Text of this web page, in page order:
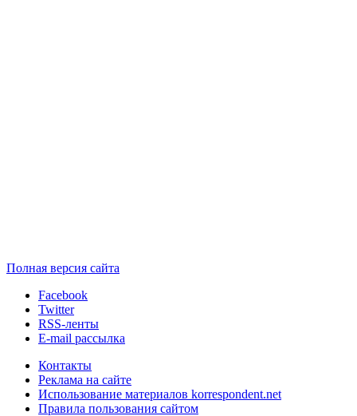
Полная версия сайта
Facebook
Twitter
RSS-ленты
E-mail рассылка
Контакты
Реклама на сайте
Использование материалов korrespondent.net
Правила пользования сайтом